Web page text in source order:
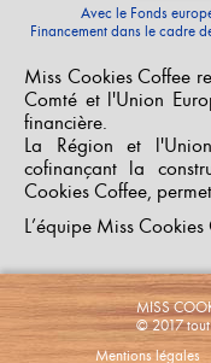
Miss Cookies Coffee
Comté et l'Union
financière.
La Région et
cofinançant la
Cookies Coffee,
L’équipe Miss Cookies
Avec le Fonds
Financement dans le cadre
MISS
© 2017
Mentions légales